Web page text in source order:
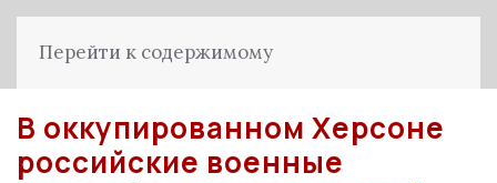
Перейти к содержимому
В оккупированном Херсоне
российские военные